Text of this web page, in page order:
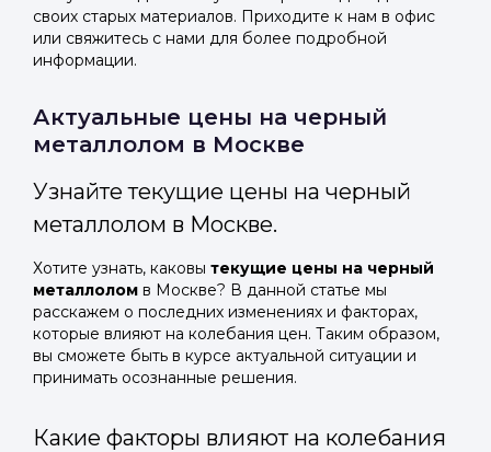
своих старых материалов. Приходите к нам в офис
или свяжитесь с нами для более подробной
информации.
Актуальные цены на черный
металлолом в Москве
Узнайте текущие цены на черный
металлолом в Москве.
Хотите узнать, каковы текущие цены на черный
металлолом в Москве? В данной статье мы
расскажем о последних изменениях и факторах,
которые влияют на колебания цен. Таким образом,
вы сможете быть в курсе актуальной ситуации и
принимать осознанные решения.
Какие факторы влияют на колебания